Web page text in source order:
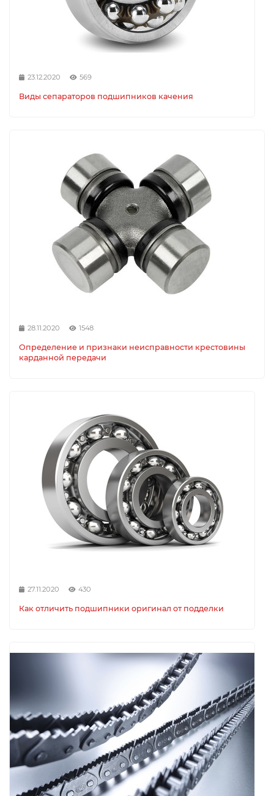
23.12.2020 569
Виды сепараторов подшипников качения
28.11.2020 1548
Определение и признаки неисправности крестовины
карданной передачи
27.11.2020 430
Как отличить подшипники оригинал от подделки